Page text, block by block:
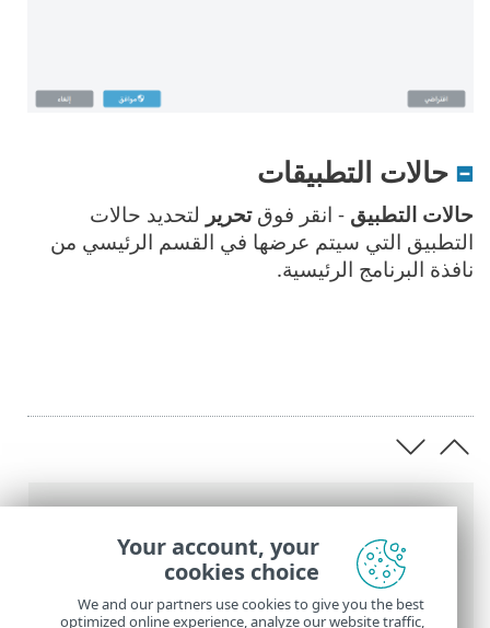
تعليمات ESET عبر الإنترنت >
ESET Endpoint
Antivirus
الإعداد المتقدم > الإعلامات
حالات التطبيقات
حالات التطبيق - انقر فوقتحرير لتحديد حالات
التطبيق التي سيتم عرضها في القسم الرئيسي من
نافذة البرنامج الرئيسية.
Your account, your
cookies choice
We and our partners use cookies to give you the best
optimized online experience, analyze our website traffic,